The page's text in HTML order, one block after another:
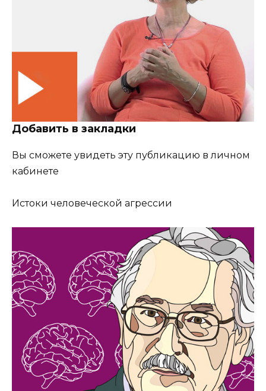
Добавить в закладки
Вы сможете увидеть эту публикацию в личном
кабинете
Истоки человеческой агрессии